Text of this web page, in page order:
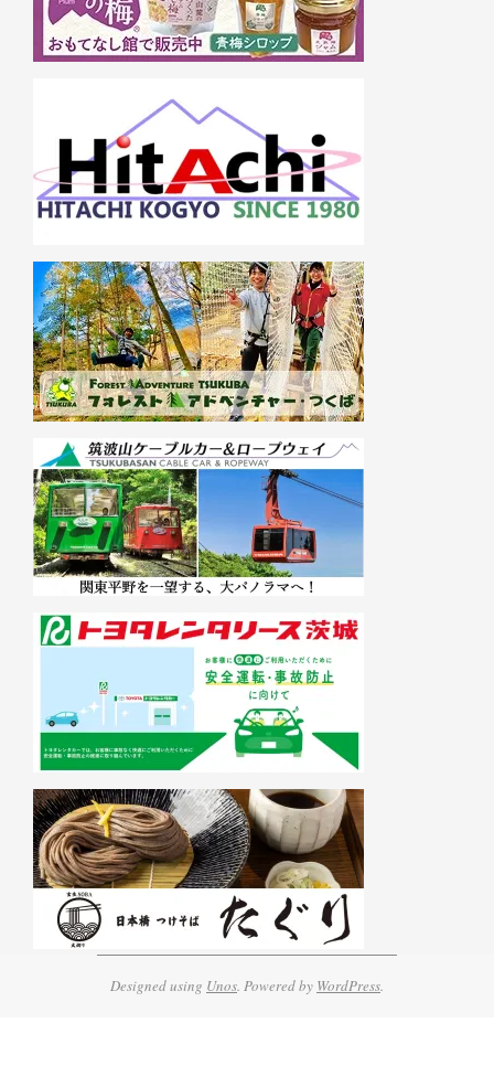
Designed using Unos. Powered by WordPress.